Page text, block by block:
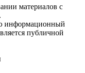
материалов с
информационный
публичной